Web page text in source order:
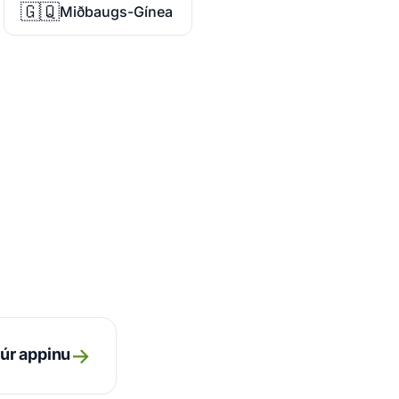
🇬🇶Miðbaugs-Gínea
appinu→